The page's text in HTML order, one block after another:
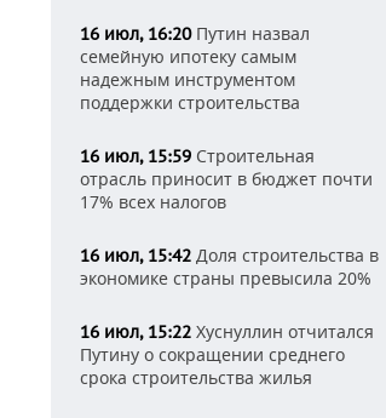
16 июл, 16:20Путин назвал
семейную ипотеку самым
надежным инструментом
поддержки строительства
16 июл, 15:59 Строительная
отрасль приносит в бюджет почти
17% всех налогов
16 июл, 15:42 Доля строительства в
экономике страны превысила 20%
16 июл, 15:22 Хуснуллин отчитался
Путину о сокращении среднего
срока строительства жилья